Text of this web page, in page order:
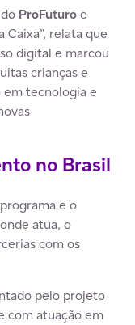
ProFuturoe
Caixa”, relata que
digital e marcou
crianças e
em tecnologia e
no Brasil
e o
atua, o
com os
pelo projeto
com atuação em